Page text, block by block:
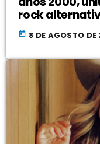
rock
today 8 DE AGOSTO DE